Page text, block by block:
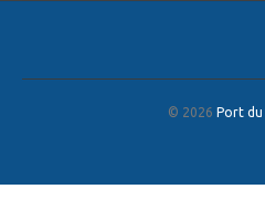
© 2026 Port du